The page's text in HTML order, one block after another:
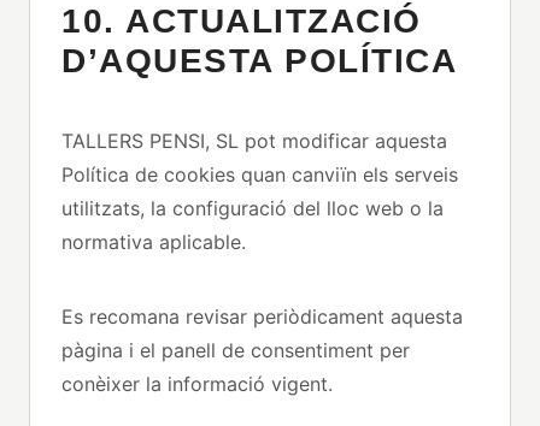
10. ACTUALITZACIÓ
D’AQUESTA POLÍTICA
TALLERS PENSI, SL pot modificar aquesta
Política de cookies quan canviïn els serveis
utilitzats, la configuració del lloc web o la
normativa aplicable.
Es recomana revisar periòdicament aquesta
pàgina i el panell de consentiment per
conèixer la informació vigent.